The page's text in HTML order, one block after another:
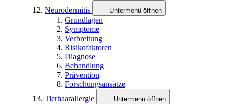
Neurodermitis
Untermenü öffnen
Grundlagen
Symptome
Verbreitung
Risikofaktoren
Diagnose
Behandlung
Prävention
Forschungsansätze
Tierhaarallergie
Untermenü öffnen